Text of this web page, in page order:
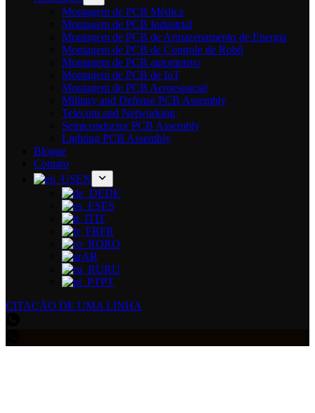
Montagem de PCB Médica
Montagem de PCB Industrial
Montagem de PCB de Armazenamento de Energia
Montagem de PCB de Controle de Robô
Montagem de PCB automotivo
Montagem de PCB de IoT
Montagem de PCB Aeroespacial
Military and Defense PCB Assembly
Telecom and Networking
Semiconductor PCB Assembly
Lighting PCB Assembly
Blogue
Contato
EN
DE
ES
IT
FR
RO
AR
RU
PT
CITAÇÃO DE UMA LINHA